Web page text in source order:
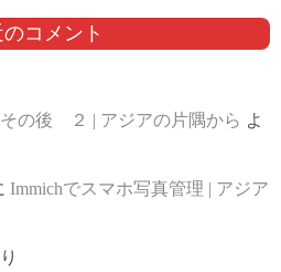
コメント
その後 ２ | アジアの片隅から よ
Immichでスマホ写真管理 | アジア